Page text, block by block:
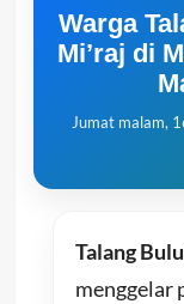
Warga
Mi’raj di
Jumat malam,
Talang
menggelar